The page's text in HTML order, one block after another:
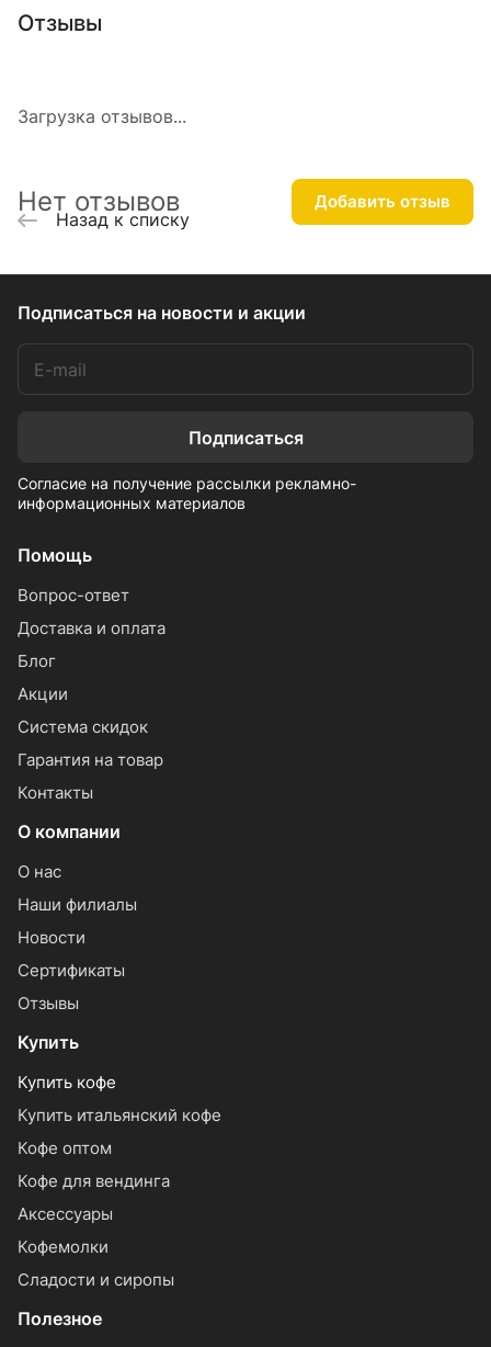
Отзывы
Загрузка отзывов...
Нет отзывов Добавить отзыв
Назад к списку
Подписаться на новости и акции
Подписаться
Согласие на получение рассылки рекламно-
информационных материалов
Помощь
Вопрос-ответ
Доставка и оплата
Блог
Акции
Система скидок
Гарантия на товар
Контакты
О компании
О нас
Наши филиалы
Новости
Сертификаты
Отзывы
Купить
Купить кофе
Купить итальянский кофе
Кофе оптом
Кофе для вендинга
Аксессуары
Кофемолки
Сладости и сиропы
Полезное